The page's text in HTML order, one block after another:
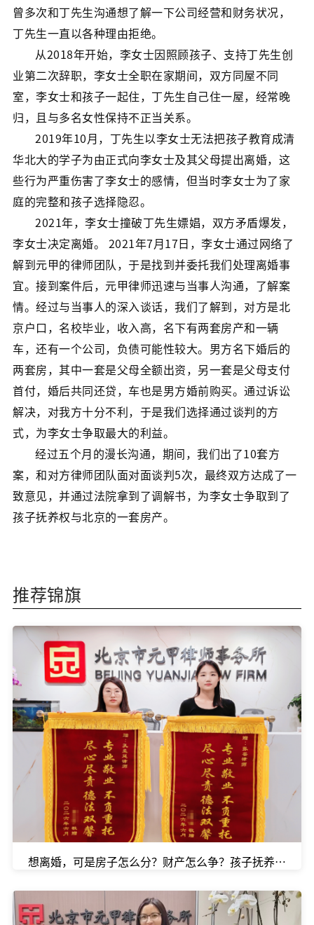
曾多次和丁先生沟通想了解一下公司经营和财务状况，
丁先生一直以各种理由拒绝。
从2018年开始，李女士因照顾孩子、支持丁先生创
业第二次辞职，李女士全职在家期间，双方同屋不同
室，李女士和孩子一起住，丁先生自己住一屋，经常晚
归，且与多名女性保持不正当关系。
2019年10月，丁先生以李女士无法把孩子教育成清
华北大的学子为由正式向李女士及其父母提出离婚，这
些行为严重伤害了李女士的感情，但当时李女士为了家
庭的完整和孩子选择隐忍。
2021年，李女士撞破丁先生嫖娼，双方矛盾爆发，
李女士决定离婚。 2021年7月17日，李女士通过网络了
解到元甲的律师团队，于是找到并委托我们处理离婚事
宜。接到案件后，元甲律师迅速与当事人沟通，了解案
情。经过与当事人的深入谈话，我们了解到，对方是北
京户口，名校毕业，收入高，名下有两套房产和一辆
车，还有一个公司，负债可能性较大。男方名下婚后的
两套房，其中一套是父母全额出资，另一套是父母支付
首付，婚后共同还贷，车也是男方婚前购买。通过诉讼
解决，对我方十分不利，于是我们选择通过谈判的方
式，为李女士争取最大的利益。
经过五个月的漫长沟通，期间，我们出了10套方
案，和对方律师团队面对面谈判5次，最终双方达成了一
致意见，并通过法院拿到了调解书，为李女士争取到了
孩子抚养权与北京的一套房产。
推荐锦旗
想离婚，可是房子怎么分？财产怎么争？孩子抚养权怎么